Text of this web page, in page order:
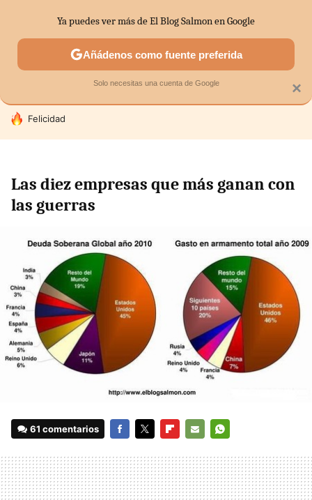
SECTORES ECONOMÍA DOMÉSTICA MERCADOS
HOY SE HABLA DE
Felicidad
Las diez empresas que más ganan con
las guerras
61 comentarios
MAIL
×
Ya puedes ver más de El Blog Salmon en Google
Añádenos como fuente preferida
Solo necesitas una cuenta de Google